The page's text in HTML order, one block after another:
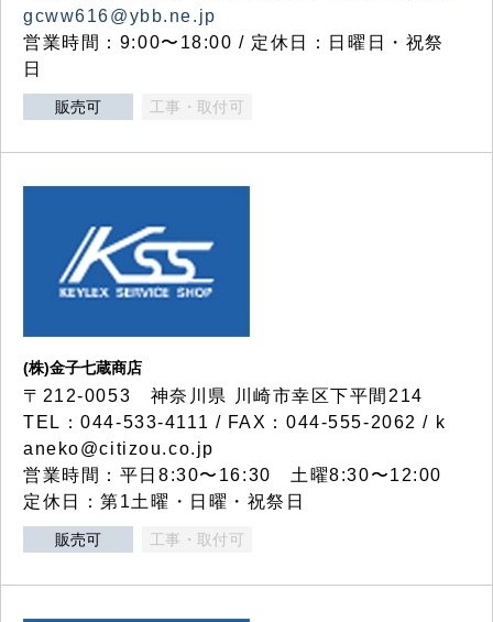
gcww616@ybb.ne.jp
営業時間：9:00〜18:00 / 定休日：日曜日・祝祭
日
販売可 工事・取付可
(株)金子七蔵商店
〒212-0053 神奈川県 川崎市幸区下平間214
TEL：044-533-4111 / FAX：044-555-2062 / k
aneko@citizou.co.jp
営業時間：平日8:30〜16:30 土曜8:30〜12:00
定休日：第1土曜・日曜・祝祭日
販売可 工事・取付可